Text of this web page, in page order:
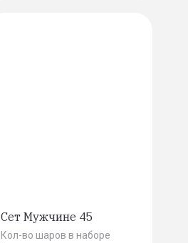
Сет Мужчине 45
Кол-во шаров в наборе